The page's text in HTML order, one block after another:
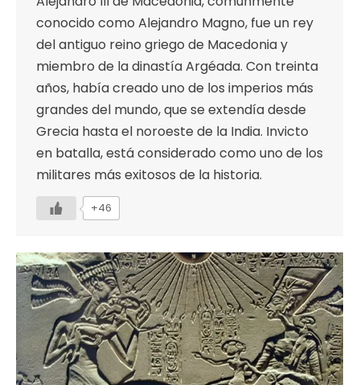
conocido como Alejandro Magno, fue un rey
del antiguo reino griego de Macedonia y
miembro de la dinastía Argéada. Con treinta
años, había creado uno de los imperios más
grandes del mundo, que se extendía desde
Grecia hasta el noroeste de la India. Invicto
en batalla, está considerado como uno de los
militares más exitosos de la historia.
+46